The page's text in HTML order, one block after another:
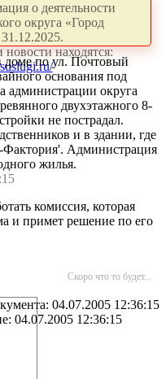
о деятельности
округа «Город
находятся:
доме по ул. Почтовый
основания под
администрации округа
двухэтажного 8-
не пострадал.
и в здании, где
Администрация
жилья.
комиссия, которая
и примет решение по его
Скоро что то будет...
04.07.2005 12:36:15
04.07.2005 12:36:15